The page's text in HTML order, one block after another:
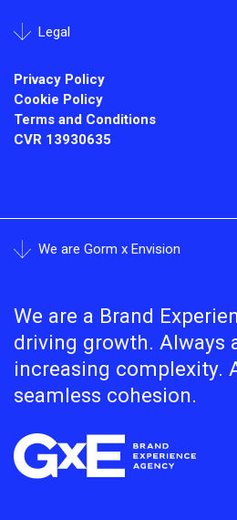
Legal
Privacy Policy
Cookie Policy
Terms and Conditions
CVR 13930635
We are Gorm x Envision
We are a Brand
driving growth. Always
increasing complexity.
seamless cohesion.